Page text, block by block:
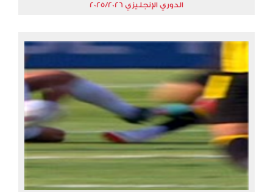
الدوري الإنجليزي 2025/2026